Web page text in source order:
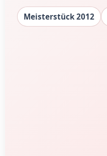
Meisterstück 2012